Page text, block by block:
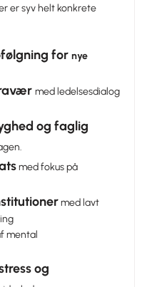
er syv helt konkrete
for nye
med ledelsesdialog
og faglig
med fokus på
med lavt
mental
og